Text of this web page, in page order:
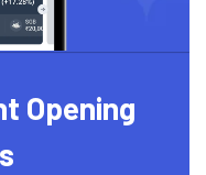
Opening